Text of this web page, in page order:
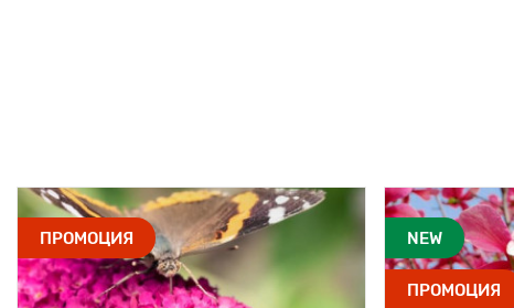
ПРОМОЦИЯ NEW
ПРОМОЦИЯ